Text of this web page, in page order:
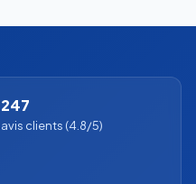
247
avis clients (4.8/5)